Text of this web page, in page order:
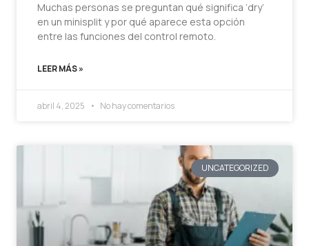
Muchas personas se preguntan qué significa ‘dry’
en un minisplit y por qué aparece esta opción
entre las funciones del control remoto.
LEER MÁS »
abril 4, 2025 No hay comentarios
UNCATEGORIZED